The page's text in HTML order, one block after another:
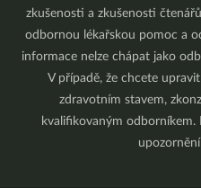
zkušenosti a zkušenosti
odbornou lékařskou pomoc a
informace nelze chápat jako
V případě, že chcete
zdravotním stavem,
kvalifikovaným